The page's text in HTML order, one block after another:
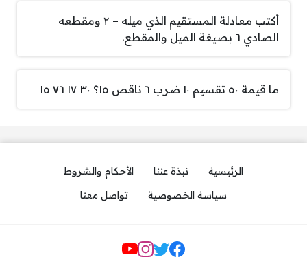
أكتب معادلة المستقيم الذي ميله – ۲ ومقطعه
الصادي ٦ بصيغة الميل والمقطع.
ما قيمة ٥٠ تقسيم ١٠ ضرب ٦ ناقص ١٥؟ ٣٠ ١٧ ٧٦ ١٥
الرئيسية نبذة عننا
الأحكام والشروط
سياسة الخصوصية
تواصل معنا